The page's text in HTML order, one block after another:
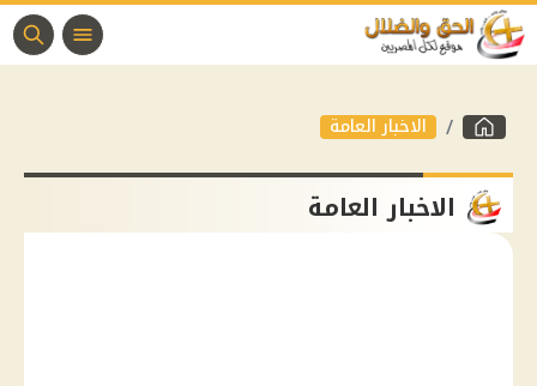
الاخبار العامة
الاخبار العامة